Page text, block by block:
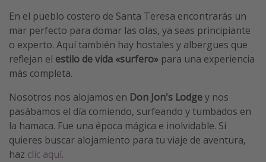
En el pueblo costero de Santa Teresa encontrarás un
mar perfecto para domar las olas, ya seas principiante
o experto. Aquí también hay hostales y albergues que
reflejan el estilo de vida «surfero» para una experiencia
más completa.
Nosotros nos alojamos en Don Jon's Lodgey nos
pasábamos el día comiendo, surfeando y tumbados en
la hamaca. Fue una época mágica e inolvidable. Si
quieres buscar alojamiento para tu viaje de aventura,
haz clic aquí.